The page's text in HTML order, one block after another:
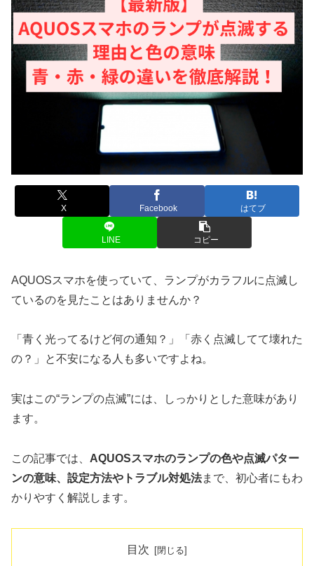
X Facebook はてブ
LINE コピー
AQUOSスマホを使っていて、ランプがカラフルに点滅し
ているのを見たことはありませんか？
「青く光ってるけど何の通知？」「赤く点滅してて壊れた
の？」と不安になる人も多いですよね。
実はこの“ランプの点滅”には、しっかりとした意味があり
ます。
この記事では、 AQUOSスマホのランプの色や点滅パター
ンの意味、設定方法やトラブル対処法まで、初心者にもわ
かりやすく解説します。
目次